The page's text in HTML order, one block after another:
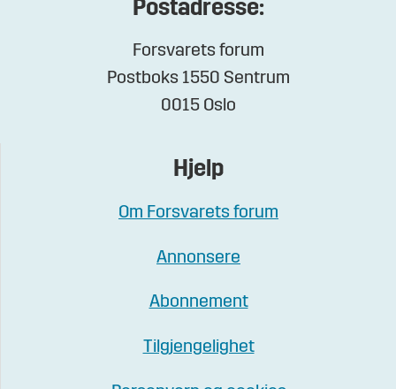
Postadresse:
Forsvarets forum
Postboks 1550 Sentrum
0015 Oslo
Hjelp
Om Forsvarets forum
Annonsere
Abonnement
Tilgjengelighet